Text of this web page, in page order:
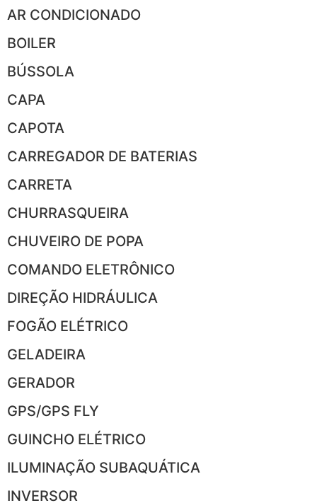
AR CONDICIONADO
BOILER
BÚSSOLA
CAPA
CAPOTA
CARREGADOR DE BATERIAS
CARRETA
CHURRASQUEIRA
CHUVEIRO DE POPA
COMANDO ELETRÔNICO
DIREÇÃO HIDRÁULICA
FOGÃO ELÉTRICO
GELADEIRA
GERADOR
GPS/GPS FLY
GUINCHO ELÉTRICO
ILUMINAÇÃO SUBAQUÁTICA
INVERSOR